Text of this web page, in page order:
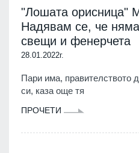
"Лошата орисница"
Надявам се, че
свещи и фенерчета
28.01.2022г.
Пари има, правителството
си, каза още тя
ПРОЧЕТИ